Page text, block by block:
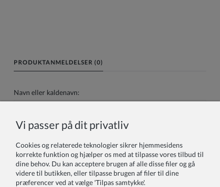
PRODUKTANMELDELSER (0)
Navn eller kaldenavn:
Din anmeldelse:
Vi passer på dit privatliv
Cookies og relaterede teknologier sikrer hjemmesidens
korrekte funktion og hjælper os med at tilpasse vores tilbud til
dine behov. Du kan acceptere brugen af alle disse filer og gå
videre til butikken, eller tilpasse brugen af filer til dine
præferencer ved at vælge 'Tilpas samtykke'.